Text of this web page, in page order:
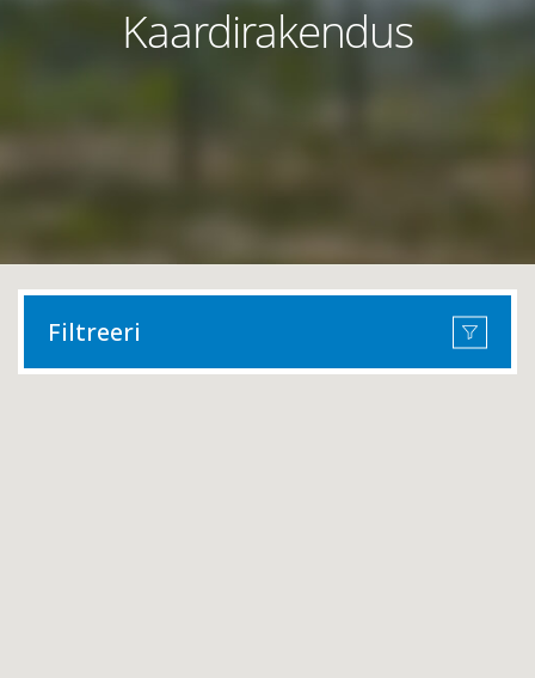
Kaardirakendus
Filtreeri